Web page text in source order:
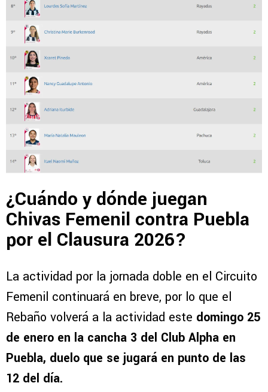
¿Cuándo y dónde juegan
Chivas Femenil contra Puebla
por el Clausura 2026?
La actividad por la jornada doble en el Circuito
Femenil continuará en breve, por lo que el
Rebaño volverá a la actividad este domingo 25
de enero en la cancha 3 del Club Alpha en
Puebla, duelo que se jugará en punto de las
12 del día.